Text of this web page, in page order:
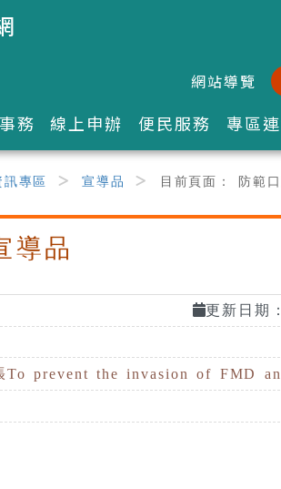
:::網站導覽
務 線上申辦 便民服務 專區
專區 宣導品 目前頁面： 防範
導品
更新日期
To prevent the invasion of FMD